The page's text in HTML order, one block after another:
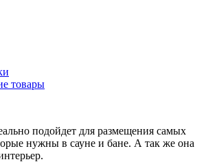
товары
подойдет для размещения самых
нужны в сауне и бане. А так же она